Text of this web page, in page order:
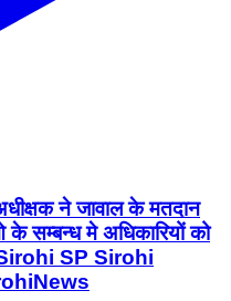
ने जावाल के मतदान
के सम्बन्ध मे अधिकारियों को
SP Sirohi